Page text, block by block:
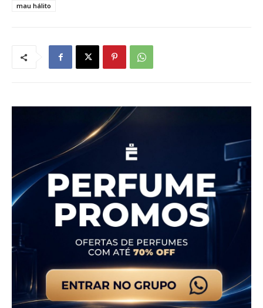
mau hálito